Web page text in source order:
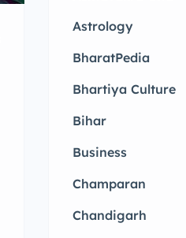
Astrology
BharatPedia
Bhartiya Culture
Bihar
Business
Champaran
Chandigarh